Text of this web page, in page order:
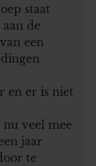
staat
de
een
en er is niet
veel mee
jaar
te